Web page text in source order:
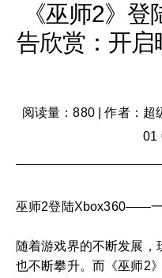
《巫师2》
告欣赏：开启
阅读量：880|作者：超
01
巫师2登陆Xbox360——
随着游戏界的不断发展
也不断攀升。而《巫师2